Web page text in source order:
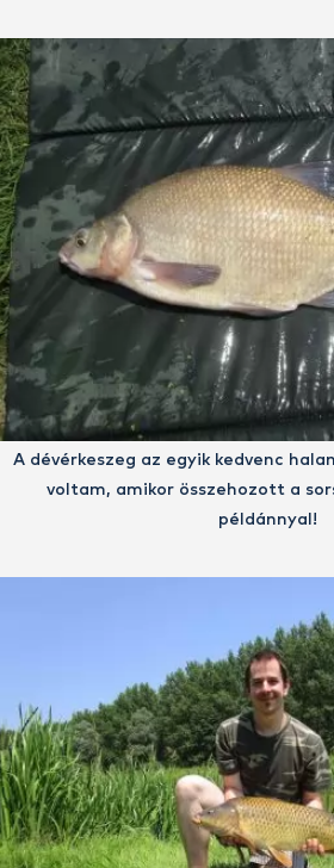
A dévérkeszeg az egyik kedvenc
voltam, amikor összehozott a
példánnyal!